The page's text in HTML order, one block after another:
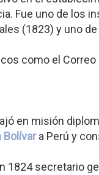
Fue uno de los
(1823) y uno
como el Correo
en misión
Bolívara Perú y
1824 secretario